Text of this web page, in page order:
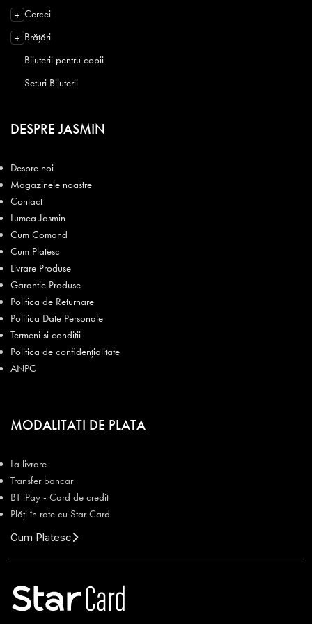
+ Cercei
+ Brățări
Bijuterii pentru copii
Seturi Bijuterii
DESPRE JASMIN
Despre noi
Magazinele noastre
Contact
Lumea Jasmin
Cum Comand
Cum Platesc
Livrare Produse
Garantie Produse
Politica de Returnare
Politica Date Personale
Termeni si conditii
Politica de confidențialitate
ANPC
MODALITATI DE PLATA
La livrare
Transfer bancar
BT iPay - Card de credit
Plăți în rate cu Star Card
Cum Platesc